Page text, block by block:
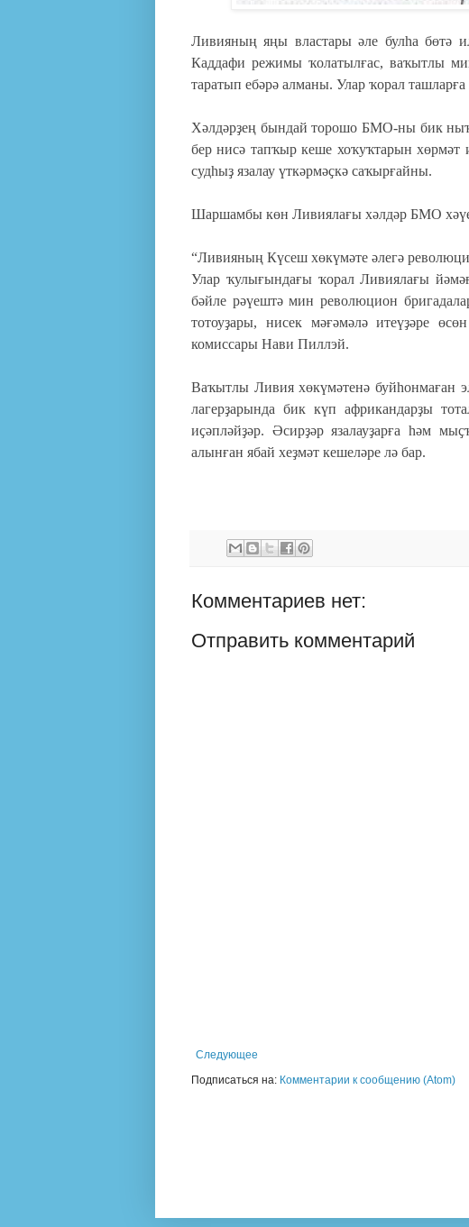
Ливияның яңы властары әле булһа бөтә
Каддафи режимы ҡолатылғас, ваҡытлы
таратып ебәрә алманы. Улар ҡорал
Хәлдәрҙең бындай торошо БМО-ны бик
бер нисә тапҡыр кеше хоҡуҡтарын хөрмәт
судһыҙ язалау үткәрмәҫкә саҡырғайны.
Шаршамбы көн Ливиялағы хәлдәр БМО
“Ливияның Күсеш хөкүмәте әлегә
Улар ҡулығындағы ҡорал Ливиялағы
бәйле рәүештә мин революцион
тотоуҙары, нисек мәғәмәлә итеүҙәре
комиссары Нави Пиллэй.
Ваҡытлы Ливия хөкүмәтенә буйһонмаған
лагерҙарында бик күп африкандарҙы
иҫәпләйҙәр. Әсирҙәр язалауҙарға һәм
алынған ябай хеҙмәт кешеләре лә бар.
Комментариев нет:
Отправить комментарий
Следующее
Подписаться на: Комментарии к сообщению (Atom)